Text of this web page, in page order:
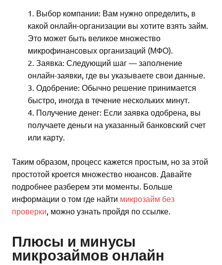
Выбор компании: Вам нужно определить, в
какой онлайн-организации вы хотите взять займ.
Это может быть великое множество
микрофинансовых организаций (МФО).
Заявка: Следующий шаг — заполнение
онлайн-заявки, где вы указываете свои данные.
Одобрение: Обычно решение принимается
быстро, иногда в течение нескольких минут.
Получение денег: Если заявка одобрена, вы
получаете деньги на указанный банковский счет
или карту.
Таким образом, процесс кажется простым, но за этой
простотой кроется множество нюансов. Давайте
подробнее разберем эти моменты. Больше
информации о том где найти микрозайм без
проверки , можно узнать пройдя по ссылке.
Плюсы и минусы
микрозаймов онлайн